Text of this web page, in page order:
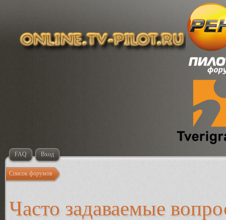
FAQ Вход
Список форумов
Часто задаваемые